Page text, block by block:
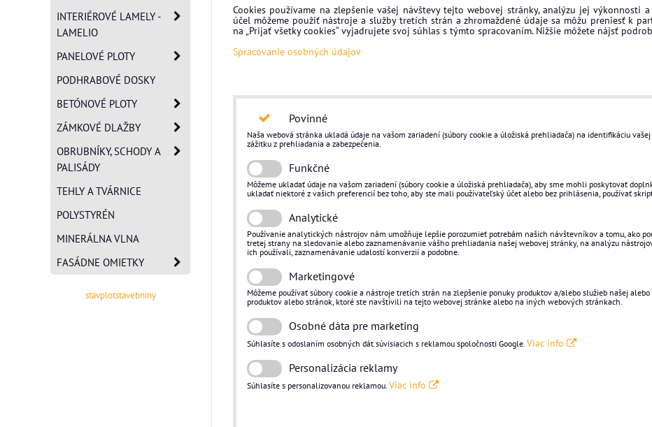
Cookies používame na zlepšenie vašej návštevy tejto webovej stránky, analýzu jej výkonnosti
účel môžeme použiť nástroje a služby tretích strán a zhromaždené údaje sa môžu preniesť k
na „Prijať všetky cookies“ vyjadrujete svoj súhlas s týmto spracovaním. Nižšie môžete nájsť
Spracovanie osobných údajov
Povinné
Naša webová stránka ukladá údaje na vašom zariadení (súbory cookie a úložiská prehliadača) na identifikáciu
zážitku z prehliadania a zabezpečenia.
Funkčné
Môžeme ukladať údaje na vašom zariadení (súbory cookie a úložiská prehliadača), aby sme mohli poskytovať
ukladať niektoré z vašich preferencií bez toho, aby ste mali používateľský účet alebo bez prihlásenia, používať
Analytické
Používanie analytických nástrojov nám umožňuje lepšie porozumieť potrebám našich návštevníkov a tomu, ako
tretej strany na sledovanie alebo zaznamenávanie vášho prehliadania našej webovej stránky, na analýzu
ich používali, zaznamenávanie udalostí konverzií a podobne.
Marketingové
Môžeme používať súbory cookie a nástroje tretích strán na zlepšenie ponuky produktov a/alebo služieb našej
produktov alebo stránok, ktoré ste navštívili na tejto webovej stránke alebo na iných webových stránkach.
Osobné dáta pre marketing
Súhlasíte s odoslaním osobných dát súvisiacich s reklamou spoločnosti Google. Viac info
Personalizácia reklamy
Súhlasíte s personalizovanou reklamou. Viac info
INTERIÉROVÉ LAMELY -
LAMELIO
PANELOVÉ PLOTY
PODHRABOVÉ DOSKY
BETÓNOVÉ PLOTY
ZÁMKOVÉ DLAŽBY
OBRUBNÍKY, SCHODY A
PALISÁDY
TEHLY A TVÁRNICE
POLYSTYRÉN
MINERÁLNA VLNA
FASÁDNE OMIETKY
stavplotstavebniny